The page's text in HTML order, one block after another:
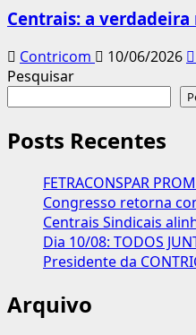
Centrais: a
Contricom 10/06/2026
Pesquisar
Posts Recentes
FETRACONSPAR
Congresso retorna
Centrais Sindicais
Dia 10/08: TODOS
Presidente da
Arquivo